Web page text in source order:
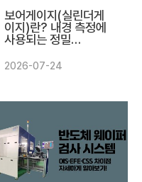
보어게이지(실린더게
이지)란? 내경 측정에
사용되는 정밀…
2026-07-24